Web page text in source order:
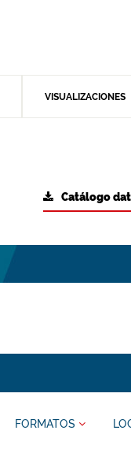
VISUALIZACIONES
Catálogo
FORMATOS